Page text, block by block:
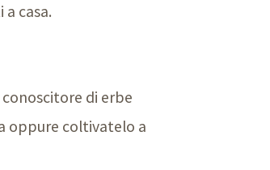
casa.
di erbe
oppure coltivatelo a